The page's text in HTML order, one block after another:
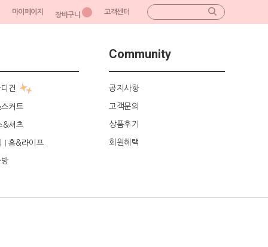
마이페이지 장바구니 고객센터
건
커트
&셔츠
홈&라이프
Community
공지사항
고객문의
상품후기
회원혜택